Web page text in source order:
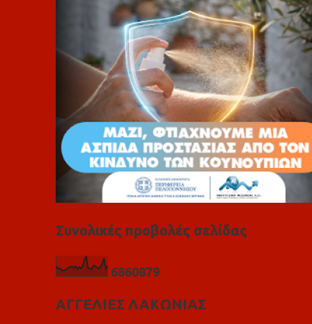
Συνολικές προβολές σελίδας
6860879
ΑΓΓΕΛΙΕΣ ΛΑΚΩΝΙΑΣ